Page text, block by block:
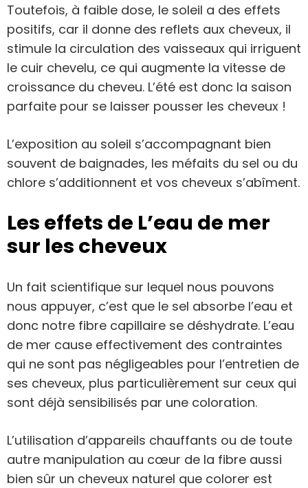
Toutefois, à faible dose, le soleil a des effets
positifs, car il donne des reflets aux cheveux, il
stimule la circulation des vaisseaux qui irriguent
le cuir chevelu, ce qui augmente la vitesse de
croissance du cheveu. L’été est donc la saison
parfaite pour se laisser pousser les cheveux !
L’exposition au soleil s’accompagnant bien
souvent de baignades, les méfaits du sel ou du
chlore s’additionnent et vos cheveux s’abîment.
Les effets de L’eau de mer
sur les cheveux
Un fait scientifique sur lequel nous pouvons
nous appuyer, c’est que le sel absorbe l’eau et
donc notre fibre capillaire se déshydrate. L’eau
de mer cause effectivement des contraintes
qui ne sont pas négligeables pour l’entretien de
ses cheveux, plus particulièrement sur ceux qui
sont déjà sensibilisés par une coloration.
L’utilisation d’appareils chauffants ou de toute
autre manipulation au cœur de la fibre aussi
bien sûr un cheveux naturel que colorer est